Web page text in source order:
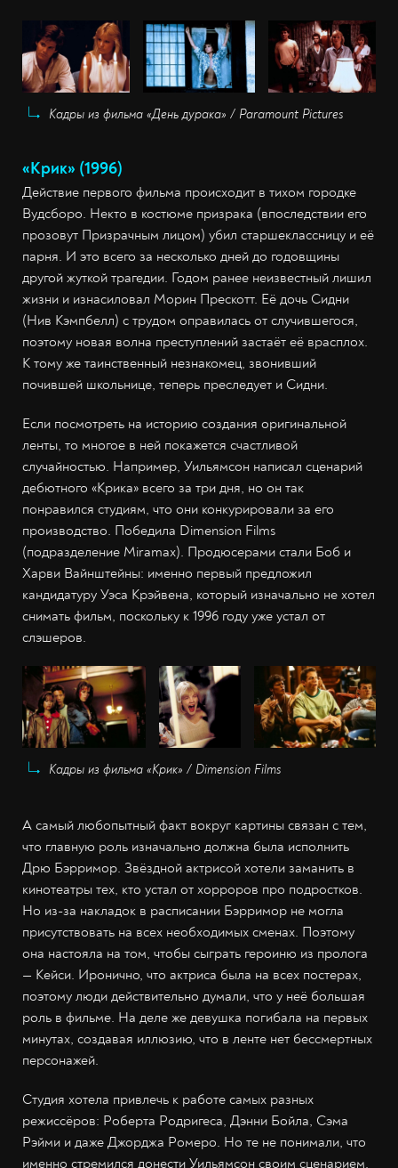
Кадры из фильма «День дурака» / Paramount Pictures
«Крик» (1996)
Действие первого фильма происходит в тихом городке
Вудсборо. Некто в костюме призрака (впоследствии его
прозовут Призрачным лицом) убил старшеклассницу и её
парня. И это всего за несколько дней до годовщины
другой жуткой трагедии. Годом ранее неизвестный лишил
жизни и изнасиловал Морин Прескотт. Её дочь Сидни
(Нив Кэмпбелл) с трудом оправилась от случившегося,
поэтому новая волна преступлений застаёт её врасплох.
К тому же таинственный незнакомец, звонивший
почившей школьнице, теперь преследует и Сидни.
Если посмотреть на историю создания оригинальной
ленты, то многое в ней покажется счастливой
случайностью. Например, Уильямсон написал сценарий
дебютного «Крика» всего за три дня, но он так
понравился студиям, что они конкурировали за его
производство. Победила Dimension Films
(подразделение Miramax). Продюсерами стали Боб и
Харви Вайнштейны: именно первый предложил
кандидатуру Уэса Крэйвена, который изначально не хотел
снимать фильм, поскольку к 1996 году уже устал от
слэшеров.
Кадры из фильма «Крик» / Dimension Films
А самый любопытный факт вокруг картины связан с тем,
что главную роль изначально должна была исполнить
Дрю Бэрримор. Звёздной актрисой хотели заманить в
кинотеатры тех, кто устал от хорроров про подростков.
Но из-за накладок в расписании Бэрримор не могла
присутствовать на всех необходимых сменах. Поэтому
она настояла на том, чтобы сыграть героиню из пролога
— Кейси. Иронично, что актриса была на всех постерах,
поэтому люди действительно думали, что у неё большая
роль в фильме. На деле же девушка погибала на первых
минутах, создавая иллюзию, что в ленте нет бессмертных
персонажей.
Студия хотела привлечь к работе самых разных
режиссёров: Роберта Родригеса, Дэнни Бойла, Сэма
Рэйми и даже Джорджа Ромеро. Но те не понимали, что
именно стремился донести Уильямсон своим сценарием.